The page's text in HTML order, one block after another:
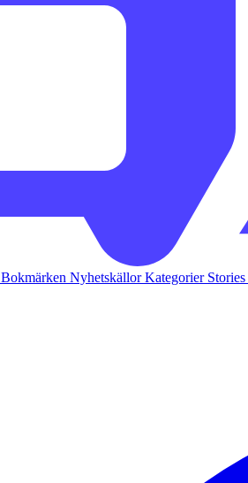
Bokmärken NyhetskällorKategorier Stories